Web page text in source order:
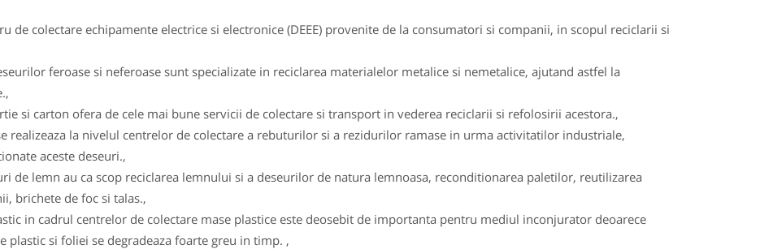
de colectare echipamente electrice si electronice (DEEE) provenite de la consumatori si companii, in scopul reciclarii si
feroase si neferoase sunt specializate in reciclarea materialelor metalice si nemetalice, ajutand astfel la
si carton ofera de cele mai bune servicii de colectare si transport in vederea reciclarii si refolosirii acestora.,
realizeaza la nivelul centrelor de colectare a rebuturilor si a rezidurilor ramase in urma activitatilor industriale,
aceste deseuri.,
de lemn au ca scop reciclarea lemnului si a deseurilor de natura lemnoasa, reconditionarea paletilor, reutilizarea
brichete de foc si talas.,
in cadrul centrelor de colectare mase plastice este deosebit de importanta pentru mediul inconjurator deoarece
plastic si foliei se degradeaza foarte greu in timp. ,